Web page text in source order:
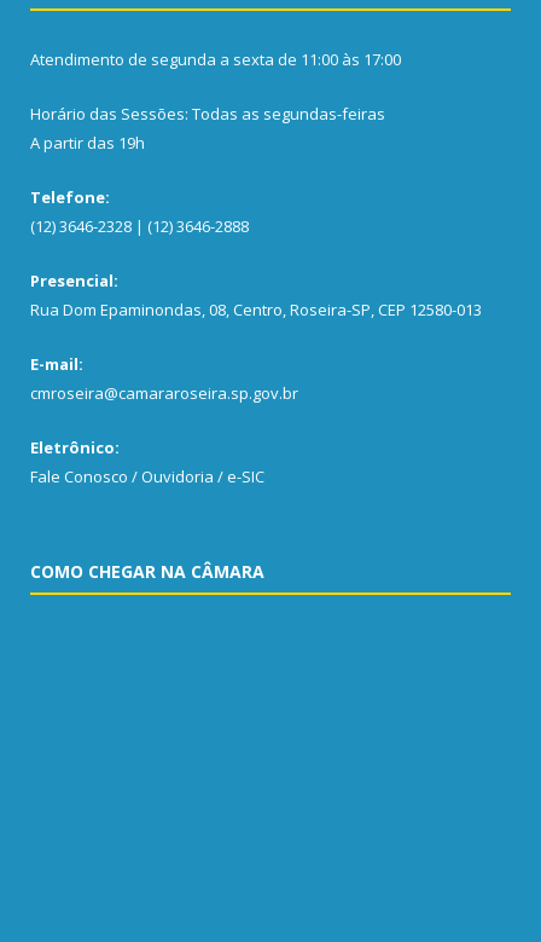
Atendimento de segunda a sexta de 11:00 às 17:00
Horário das Sessões: Todas as segundas-feiras
A partir das 19h
Telefone:
(12) 3646-2328 | (12) 3646-2888
Presencial:
Rua Dom Epaminondas, 08, Centro, Roseira-SP, CEP 12580-013
E-mail:
cmroseira@camararoseira.sp.gov.br
Eletrônico:
Fale Conosco / Ouvidoria / e-SIC
COMO CHEGAR NA CÂMARA